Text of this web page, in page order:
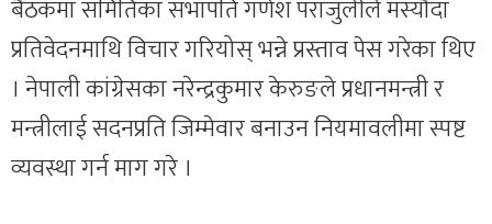
बैठकमा समितिका सभापति गणेश पराजुलीले मस्यौदा
प्रतिवेदनमाथि विचार गरियोस् भन्ने प्रस्ताव पेस गरेका थिए
। नेपाली कांग्रेसका नरेन्द्रकुमार केरुङले प्रधानमन्त्री र
मन्त्रीलाई सदनप्रति जिम्मेवार बनाउन नियमावलीमा स्पष्ट
व्यवस्था गर्न माग गरे ।